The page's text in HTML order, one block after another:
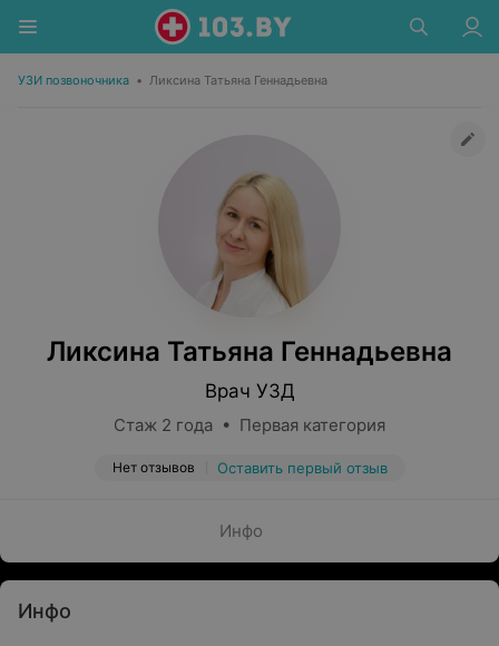
УЗИ позвоночника • Ликсина Татьяна Геннадьевна
Ликсина Татьяна Геннадьевна
Врач УЗД
Стаж 2 года • Первая категория
Нет отзывов Оставить первый отзыв
Инфо
Инфо